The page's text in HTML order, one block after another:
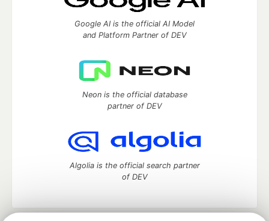
Google AI is the official AI Model
and Platform Partner of DEV
Neon is the official database
partner of DEV
Algolia is the official search partner
of DEV